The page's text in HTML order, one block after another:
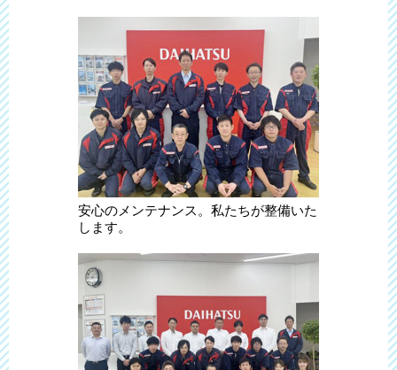
安心のメンテナンス。私たちが整備いた
します。